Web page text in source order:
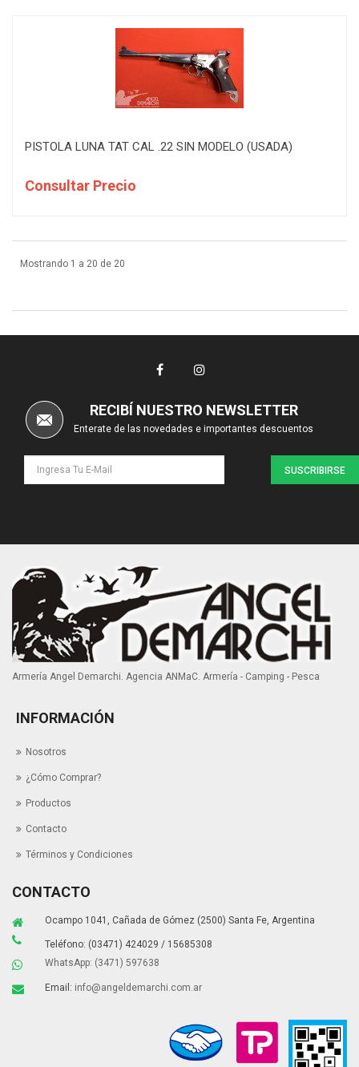
PISTOLA LUNA TAT CAL .22 SIN MODELO (USADA)
Consultar Precio
Mostrando 1 a 20 de 20
RECIBÍ NUESTRO NEWSLETTER
Enterate de las novedades e importantes descuentos
SUSCRIBIRSE
Armería Angel Demarchi. Agencia ANMaC. Armería - Camping - Pesca
INFORMACIÓN
Nosotros
¿Cómo Comprar?
Productos
Contacto
Términos y Condiciones
CONTACTO
Ocampo 1041, Cañada de Gómez (2500) Santa Fe, Argentina
Teléfono: (03471) 424029 / 15685308
WhatsApp: (3471) 597638
Email: info@angeldemarchi.com.ar